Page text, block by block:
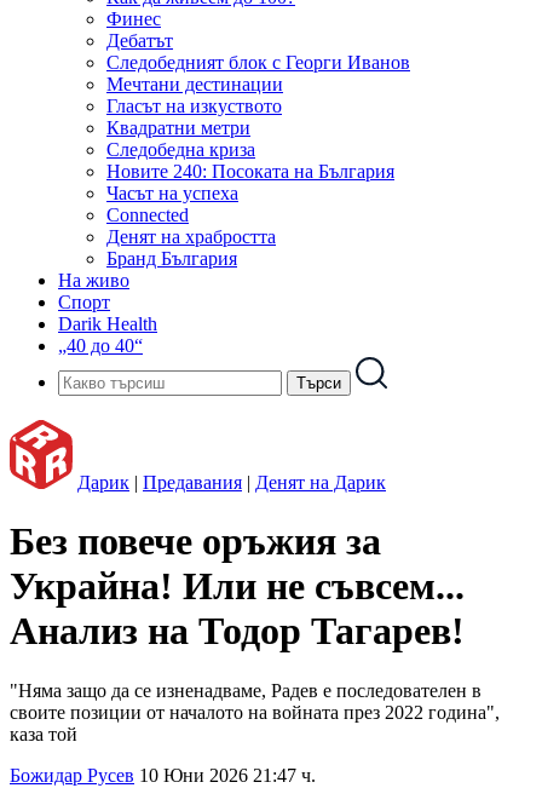
Финес
Дебатът
Следобедният блок с Георги Иванов
Мечтани дестинации
Гласът на изкуството
Квадратни метри
Следобедна криза
Новите 240: Посоката на България
Часът на успеха
Connected
Денят на храбростта
Бранд България
На живо
Спорт
Darik Health
„40 до 40“
Дарик | Предавания | Денят на Дарик
Без повече оръжия за
Украйна! Или не съвсем...
Анализ на Тодор Тагарев!
"Няма защо да се изненадваме, Радев е последователен в
своите позиции от началото на войната през 2022 година",
каза той
Божидар Русев 10 Юни 2026 21:47 ч.